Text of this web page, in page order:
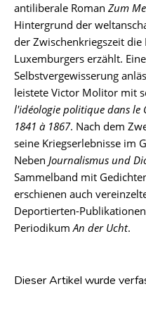
antiliberale Roman Zum
Hintergrund der
der Zwischenkriegszeit
Luxemburgers erzählt.
Selbstvergewisserung
leistete Victor Molitor mit
l'idéologie politique dans le
1841 à 1867. Nach dem
seine Kriegserlebnisse im
Neben Journalismus und
Sammelband mit
erschienen auch
Deportierten-
PeriodikumAn der Ucht.
Dieser Artikel wurde